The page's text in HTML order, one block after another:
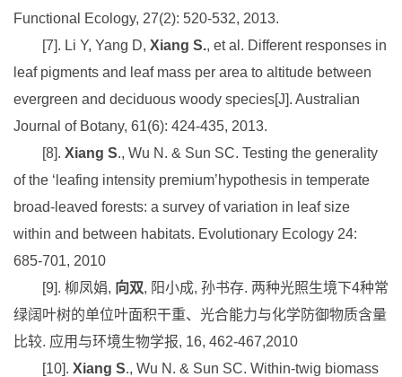
Functional Ecology, 27(2): 520-532, 2013.
[7]. Li Y, Yang D, Xiang S., et al. Different responses in
leaf pigments and leaf mass per area to altitude between
evergreen and deciduous woody species[J]. Australian
Journal of Botany, 61(6): 424-435, 2013.
[8]. Xiang S., Wu N. & Sun SC. Testing the generality
of the ‘leafing intensity premium’hypothesis in temperate
broad-leaved forests: a survey of variation in leaf size
within and between habitats. Evolutionary Ecology 24:
685-701, 2010
[9]. 柳凤娟, 向双, 阳小成, 孙书存. 两种光照生境下4种常
绿阔叶树的单位叶面积干重、光合能力与化学防御物质含量
比较. 应用与环境生物学报, 16, 462-467,2010
[10]. Xiang S., Wu N. & Sun SC. Within-twig biomass